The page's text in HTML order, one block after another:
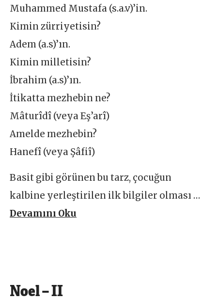
Muhammed Mustafa (s.a.v)’in.
Kimin zürriyetisin?
Adem (a.s)’ın.
Kimin milletisin?
İbrahim (a.s)’ın.
İtikatta mezhebin ne?
Mâturîdî (veya Eş’arî)
Amelde mezhebin?
Hanefî (veya Şâfiî)
Basit gibi görünen bu tarz, çocuğun
kalbine yerleştirilen ilk bilgiler olması …
Devamını Oku
Noel – II